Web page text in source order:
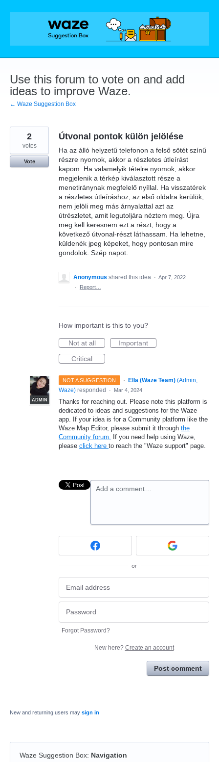
Skip
Use this forum to vote on and add
ideas to improve Waze.
← Waze Suggestion Box
Útvonal pontok külön jelölése
Ha az álló helyzetű telefonon a felső sötét színű
részre nyomok, akkor a részletes útleírást
kapom. Ha valamelyik tételre nyomok, akkor
megjelenik a térkép kiválasztott része a
menetiránynak megfelelő nyíllal. Ha visszatérek
a részletes útleíráshoz, az első oldalra kerülök,
nem jelöli meg más árnyalattal azt az
útrészletet, amit legutoljára néztem meg. Újra
meg kell keresnem ezt a részt, hogy a
következő útvonal-részt láthassam. Ha lehetne,
küldenék jpeg képeket, hogy pontosan mire
gondolok. Szép napot.
2
votes
Vote
Anonymous shared this idea · Apr 7, 2022
·
Report…
How important is this to you?
Not at all
Important
Critical
NOT A SUGGESTION ·
ADMIN
Ella (Waze Team) (Admin,
Waze) responded · Mar 4, 2024
Thanks for reaching out. Please note this platform is
dedicated to ideas and suggestions for the Waze
app. If your idea is for a Community platform like the
Waze Map Editor, please submit it through the
Community forum. If you need help using Waze,
please click here to reach the "Waze support" page.
Add a comment…
or
Forgot Password?
New here? Create an account
Post comment
New and returning users may sign in
Waze Suggestion Box: Navigation